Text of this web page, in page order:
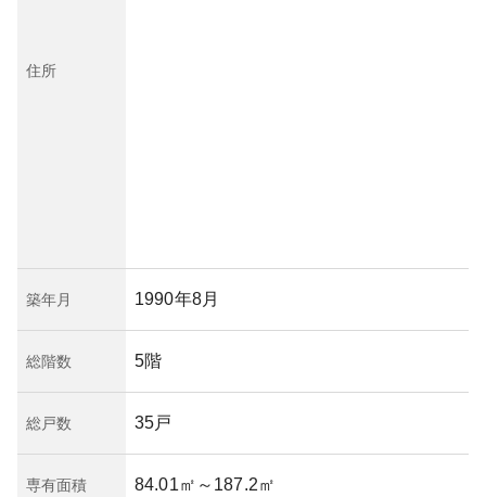
住所
築年月 1990年8月
総階数 5階
総戸数 35戸
専有面積 84.01㎡ ～187.2㎡